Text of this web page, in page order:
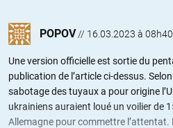
POPOV// 16.03.2023 à 08h40
Une version officielle est sortie du
publication de l’article ci-dessus.
sabotage des tuyaux a pour origine
ukrainiens auraient loué un voilier de
Allemagne pour commettre l’attentat.